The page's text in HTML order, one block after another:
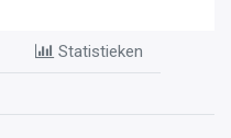
Statistieken